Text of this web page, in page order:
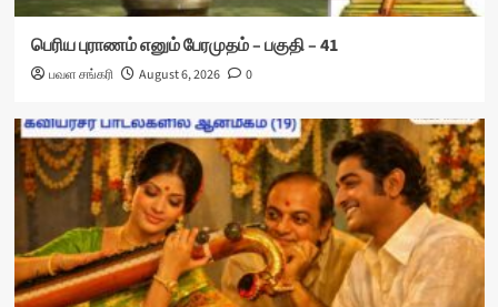
பெரிய புராணம் எனும் பேரமுதம் – பகுதி – 41
பவள சங்கரி August 6, 2026 0